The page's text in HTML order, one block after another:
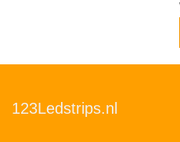
123Ledstrips.nl